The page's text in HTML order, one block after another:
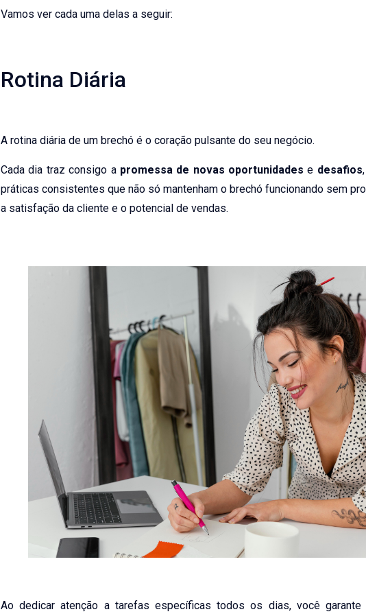
Vamos ver cada uma delas a seguir:
Rotina Diária
A rotina diária de um brechó é o coração pulsante do seu negócio.
Cada dia traz consigo a promessa de novas oportunidades e desafios
práticas consistentes que não só mantenham o brechó funcionando sem
a satisfação da cliente e o potencial de vendas.
Ao dedicar atenção a tarefas específicas todos os dias, você